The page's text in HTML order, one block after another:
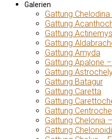
Galerien
Gattung
Gattung
Gattung Actinemys
Gattung
Gattung Amyda
Gattung Apalone
Gattung
Gattung Batagur
Gattung Caretta
Gattung
Gattung
Gattung Chelonia
Gattung